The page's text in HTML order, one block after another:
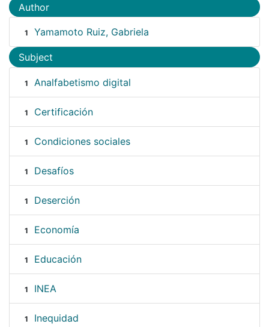
Author
1 Yamamoto Ruiz, Gabriela
Subject
1 Analfabetismo digital
1 Certificación
1 Condiciones sociales
1 Desafíos
1 Deserción
1 Economía
1 Educación
1 INEA
1 Inequidad